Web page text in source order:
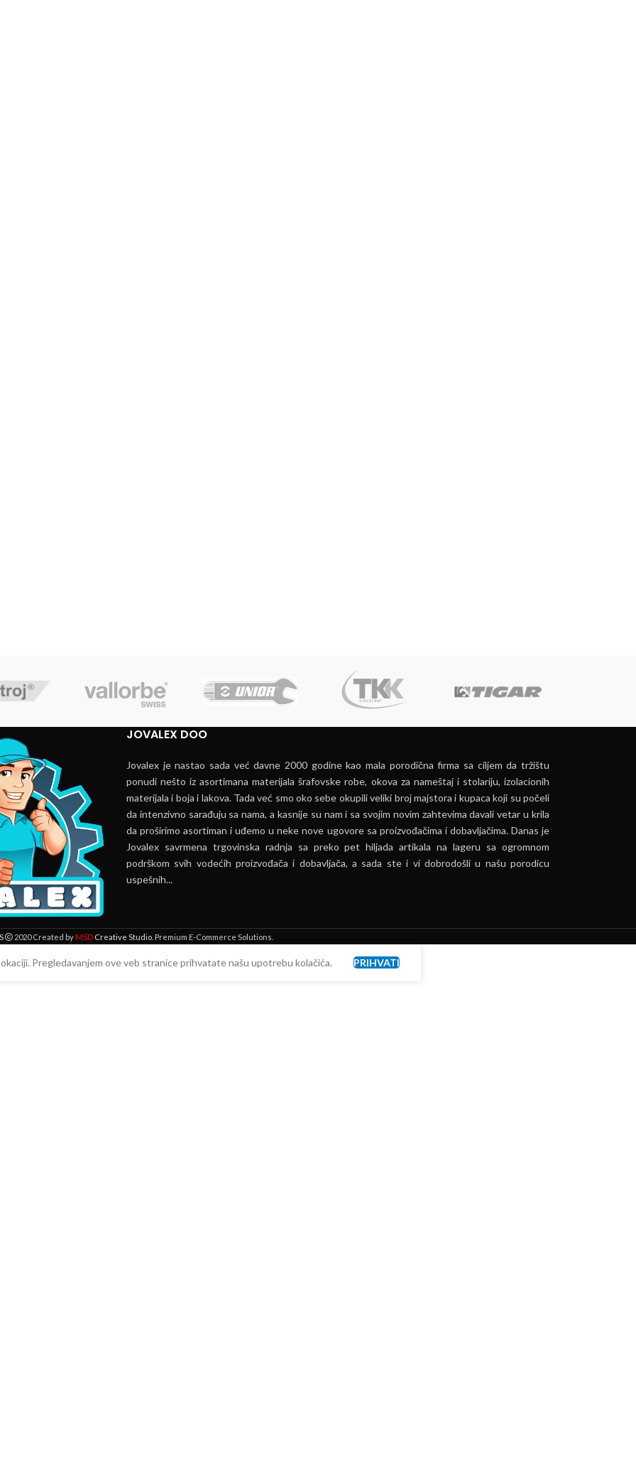
JOVALEX DOO
Jovalex je nastao sada već davne 2000 godine kao mala porodična firma sa ciljem da tržištu
ponudi nešto iz asortimana materijala šrafovske robe, okova za nameštaj i stolariju, izolacionih
materijala i boja i lakova. Tada već smo oko sebe okupili veliki broj majstora i kupaca koji su počeli
da intenzivno sarađuju sa nama, a kasnije su nam i sa svojim novim zahtevima davali vetar u krila
da proširimo asortiman i uđemo u neke nove ugovore sa proizvođačima i dobavljačima. Danas je
Jovalex savrmena trgovinska radnja sa preko pet hiljada artikala na lageru sa ogromnom
podrškom svih vodećih proizvođača i dobavljača, a sada ste i vi dobrodošli u našu porodicu
uspešnih...
2020 Created byMSDCreative Studio. Premium E-Commerce Solutions.
Pregledavanjem ove veb stranice prihvatate našu upotrebu kolačića. PRIHVATI